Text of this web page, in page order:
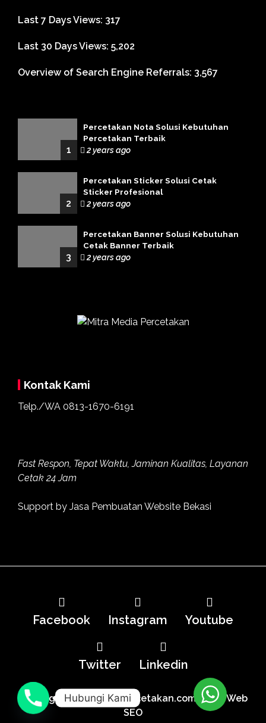
Last 7 Days Views: 317
Last 30 Days Views: 5,202
Overview of Search Engine Referrals: 3,567
1
Percetakan Nota Solusi Kebutuhan
Percetakan Terbaik
2 years ago
2
Percetakan Sticker Solusi Cetak
Sticker Profesional
2 years ago
3
Percetakan Banner Solusi Kebutuhan
Cetak Banner Terbaik
2 years ago
Kontak Kami
Telp./WA 0813-1670-6191
Fast Respon, Tepat Waktu, Jaminan Kualitas, Layanan
Cetak 24 Jam
Support by Jasa Pembuatan Website Bekasi
Facebook Instagram Youtube
Twitter Linkedin
Copyright MitraMediaPercetakan.com |Jasa Web
SEO
Hubungi Kami